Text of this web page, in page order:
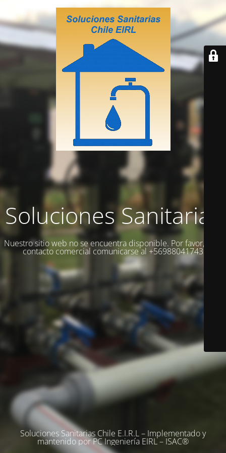
Soluciones Sanitarias
Nuestro sitio web no se encuentra disponible. Por favor, para
contacto comercial comunicarse al +56988041743
Soluciones Sanitarias Chile E.I.R.L – Implementado y
mantenido por PC Ingeniería EIRL – ISAC®